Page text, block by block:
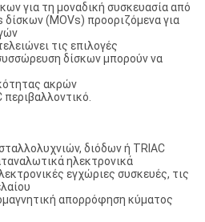
για τη μοναδική συσκευασία από
(MOVs) προοριζόμενα για
τις επιλογές
δίσκων μπορούν να
ακρών
περιβαλλοντικό.
διόδων ή TRIAC
ηλεκτρονικά
εγχώριες συσκευές, τις
απορρόφηση κύματος